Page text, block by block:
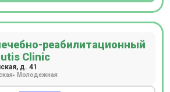
синдром).
реабилитационный
Clinic
д. 41
Молодежная